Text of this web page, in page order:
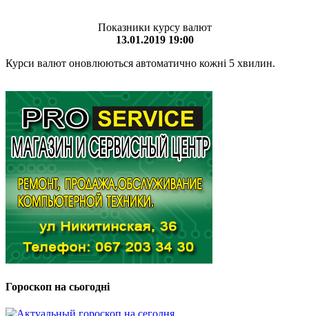
Показники курсу валют
13.01.2019 19:00
Курси валют оновлюються автоматично кожні 5 хвилин.
Гороскоп на сьогодні